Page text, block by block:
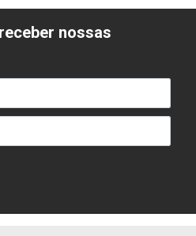
nossas